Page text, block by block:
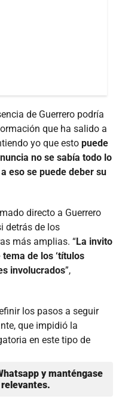
de Guerrero podría
que ha salido a
yo que esto puede
no se sabía todo lo
eso se puede deber su
directo a Guerrero
detrás de los
más amplias. “La invito
de los ‘títulos
involucrados”,
los pasos a seguir
que impidió la
en este tipo de
y manténgase